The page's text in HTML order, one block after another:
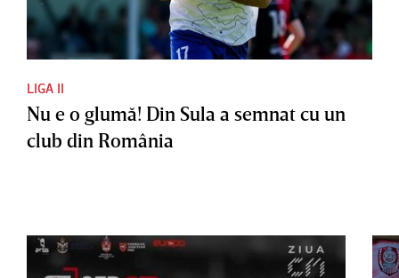
LIGA II
Nu e o glumă! Din Sula a semnat cu un
club din România